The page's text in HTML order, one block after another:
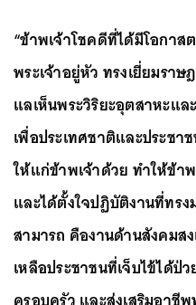
“ข้าพเจ้าโชคดีที่ได้มีโอกาส
พระเจ้าอยู่หัว ทรงเยี่ยมรา
แลเห็นพระวิริยะอุตสาหะแ
เพื่อประเทศชาติและประชา
ให้แก่ข้าพเจ้าด้วย ทำให้ข้า
และได้ตั้งใจปฏิบัติงานที่ทร
สามารถ คืองานด้านสังคมส
เหลือประชาชนที่เจ็บไข้ได้ป่